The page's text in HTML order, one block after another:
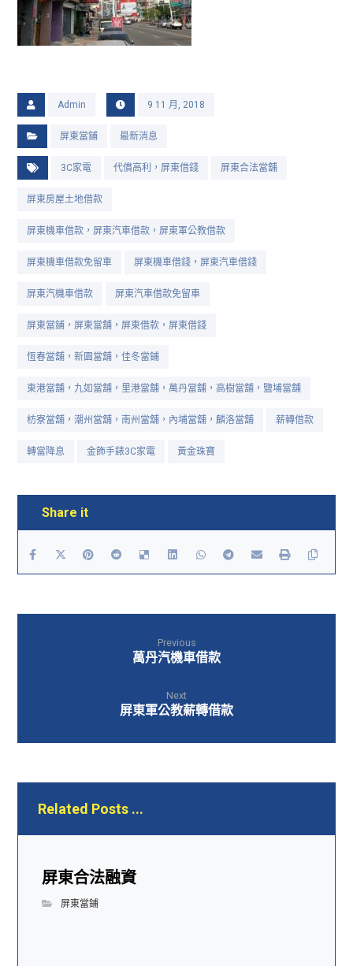
Admin 9 11 月, 2018
屏東當鋪 最新消息
3C家電 代償高利，屏東借錢 屏東合法當舖
屏東房屋土地借款
屏東機車借款，屏東汽車借款，屏東軍公教借款
屏東機車借款免留車 屏東機車借錢，屏東汽車借錢
屏東汽機車借款 屏東汽車借款免留車
屏東當鋪，屏東當舖，屏東借款，屏東借錢
恆春當舖，新園當舖，佳冬當鋪
東港當舖，九如當舖，里港當舖，萬丹當舖，高樹當舖，鹽埔當舖
枋寮當舖，潮州當舖，南州當舖，內埔當舖，麟洛當舖 薪轉借款
轉當降息 金飾手錶3C家電 黃金珠寶
Previous
萬丹汽機車借款
Next
屏東軍公教薪轉借款
Related Posts ...
屏東合法融資
屏東當鋪